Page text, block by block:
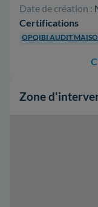
Date de création :
Certifications
OPQIBI AUDIT
Zone